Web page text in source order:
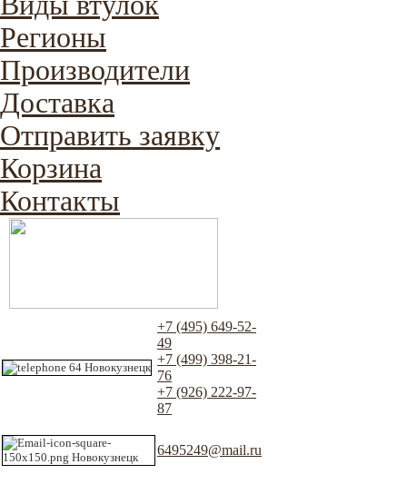
Регионы
Производители
Доставка
Отправить заявку
Корзина
Контакты
+7 (495) 649-52-
49
+7 (499) 398-21-
76
+7 (926) 222-97-
87
6495249@mail.ru